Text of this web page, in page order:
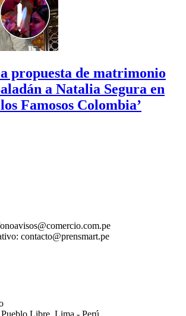
propuesta de matrimonio
a Natalia Segura en
Famosos Colombia’
contacto@prensmart.pe
Libre, Lima - Perú